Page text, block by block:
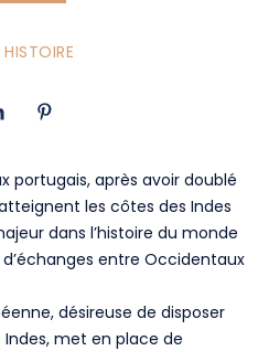
HISTOIRE
portugais, après avoir doublé
les côtes des Indes
dans l’histoire du monde
entre Occidentaux
désireuse de disposer
met en place de